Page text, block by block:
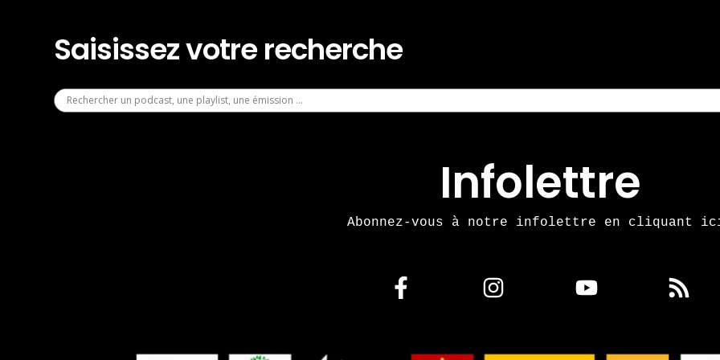
Saisissez votre recherche
Infolettre
Abonnez-vous à notre infolettre en cliquant